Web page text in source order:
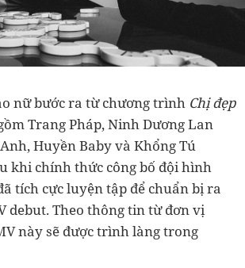
nữ bước ra từ chương trình Chị đẹp
Trang Pháp, Ninh Dương Lan
Huyền Baby và Khổng Tú
khi chính thức công bố đội hình
tích cực luyện tập để chuẩn bị ra
debut. Theo thông tin từ đơn vị
này sẽ được trình làng trong